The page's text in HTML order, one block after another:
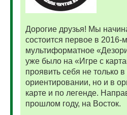
Дорогие друзья! Мы
состоится первое в 2016-
мультиформатное
уже было на «Игре с
проявить себя не только
ориентировании, но и в
карте и по легенде.
прошлом году, на Восток.